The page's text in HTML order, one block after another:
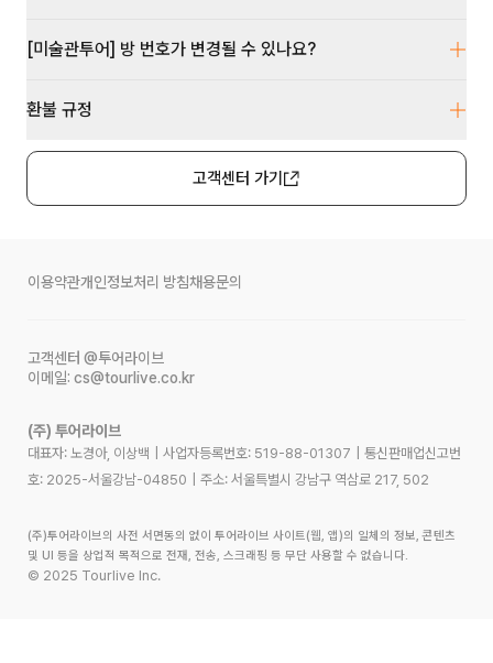
[미술관투어] 방 번호가 변경될 수 있나요?
환불 규정
고객센터 가기
이용약관개인정보처리 방침채용문의
고객센터 @투어라이브
이메일: cs@tourlive.co.kr
(주) 투어라이브
대표자: 노경아, 이상백 사업자등록번호: 519-88-01307
통신판매업신고번
호: 2025-서울강남-04850 주소: 서울특별시 강남구 역삼로 217, 502
(주)투어라이브의 사전 서면동의 없이 투어라이브 사이트(웹, 앱)의 일체의 정보, 콘텐츠
및 UI 등을 상업적 목적으로 전재, 전송, 스크래핑 등 무단 사용할 수 없습니다.
© 2025 Tourlive Inc.